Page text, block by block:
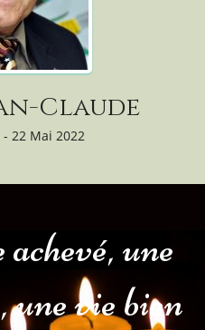
Claude
22 Mai 2022
une
une vie bien